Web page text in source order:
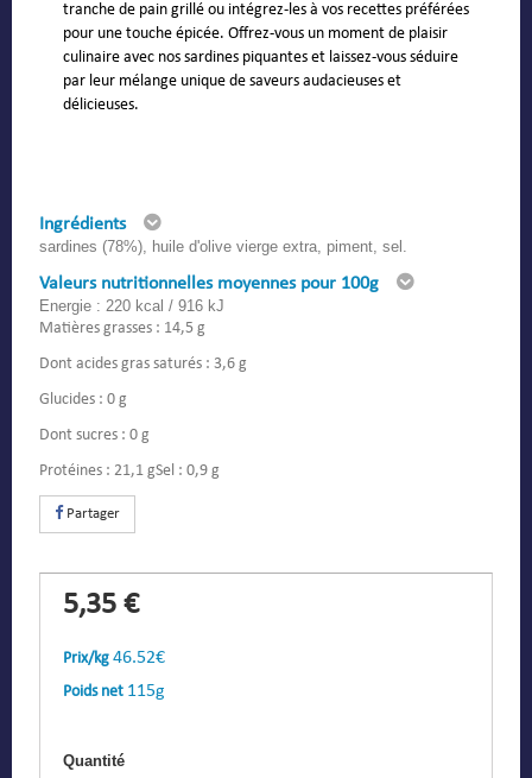
tranche de pain grillé ou intégrez-les à vos recettes préférées
pour une touche épicée. Offrez-vous un moment de plaisir
culinaire avec nos sardines piquantes et laissez-vous séduire
par leur mélange unique de saveurs audacieuses et
délicieuses.
Ingrédients
sardines (78%), huile d'olive vierge extra, piment, sel.
Valeurs nutritionnelles moyennes pour 100g
Energie : 220 kcal / 916 kJ
Matières grasses : 14,5 g
Dont acides gras saturés : 3,6 g
Glucides : 0 g
Dont sucres : 0 g
Protéines : 21,1 gSel : 0,9 g
Partager
5,35 €
Prix/kg 46.52€
Poids net 115g
Quantité